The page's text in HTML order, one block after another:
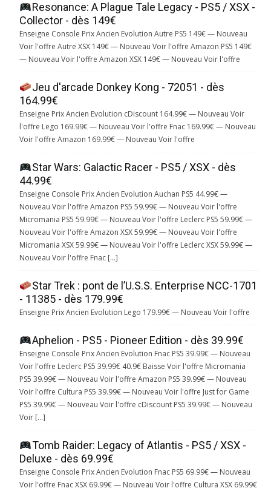
Resonance: A Plague Tale Legacy - PS5 / XSX -
Collector - dès 149€
Enseigne Console Prix Ancien Evolution Autre PS5 149€ — Nouveau
Voir l'offre Autre XSX 149€ — Nouveau Voir l'offre Amazon PS5 149€
— Nouveau Voir l'offre Amazon XSX 149€ — Nouveau Voir l'offre
Jeu d'arcade Donkey Kong - 72051 - dès
164.99€
Enseigne Prix Ancien Evolution cDiscount 164.99€ — Nouveau Voir
l'offre Lego 169.99€ — Nouveau Voir l'offre Fnac 169.99€ — Nouveau
Voir l'offre Amazon 169.99€ — Nouveau Voir l'offre
Star Wars: Galactic Racer - PS5 / XSX - dès
44.99€
Enseigne Console Prix Ancien Evolution Auchan PS5 44.99€ —
Nouveau Voir l'offre Amazon PS5 59.99€ — Nouveau Voir l'offre
Micromania PS5 59.99€ — Nouveau Voir l'offre Leclerc PS5 59.99€ —
Nouveau Voir l'offre Amazon XSX 59.99€ — Nouveau Voir l'offre
Micromania XSX 59.99€ — Nouveau Voir l'offre Leclerc XSX 59.99€ —
Nouveau Voir l'offre Fnac […]
Star Trek : pont de l’U.S.S. Enterprise NCC-1701
- 11385 - dès 179.99€
Enseigne Prix Ancien Evolution Lego 179.99€ — Nouveau Voir l'offre
Aphelion - PS5 - Pioneer Edition - dès 39.99€
Enseigne Console Prix Ancien Evolution Fnac PS5 39.99€ — Nouveau
Voir l'offre Leclerc PS5 39.99€ 40.9€ Baisse Voir l'offre Micromania
PS5 39.99€ — Nouveau Voir l'offre Amazon PS5 39.99€ — Nouveau
Voir l'offre Cultura PS5 39.99€ — Nouveau Voir l'offre Just for Game
PS5 39.99€ — Nouveau Voir l'offre cDiscount PS5 39.99€ — Nouveau
Voir […]
Tomb Raider: Legacy of Atlantis - PS5 / XSX -
Deluxe - dès 69.99€
Enseigne Console Prix Ancien Evolution Fnac PS5 69.99€ — Nouveau
Voir l'offre Fnac XSX 69.99€ — Nouveau Voir l'offre Cultura XSX 69.99€